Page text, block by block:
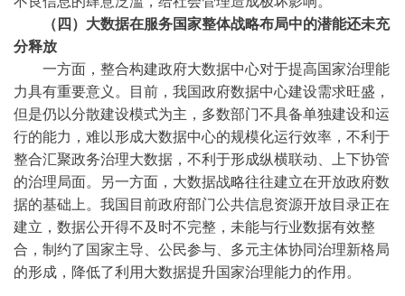
（四）大数据在服务国家整体战略布局中的潜能还未充
分释放
一方面，整合构建政府大数据中心对于提高国家治理能
力具有重要意义。目前，我国政府数据中心建设需求旺盛，
但是仍以分散建设模式为主，多数部门不具备单独建设和运
行的能力，难以形成大数据中心的规模化运行效率，不利于
整合汇聚政务治理大数据，不利于形成纵横联动、上下协管
的治理局面。另一方面，大数据战略往往建立在开放政府数
据的基础上。我国目前政府部门公共信息资源开放目录正在
建立，数据公开得不及时不完整，未能与行业数据有效整
合，制约了国家主导、公民参与、多元主体协同治理新格局
的形成，降低了利用大数据提升国家治理能力的作用。